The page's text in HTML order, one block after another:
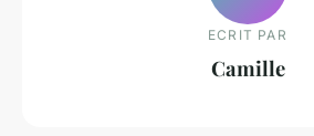
ECRIT PAR
Camille